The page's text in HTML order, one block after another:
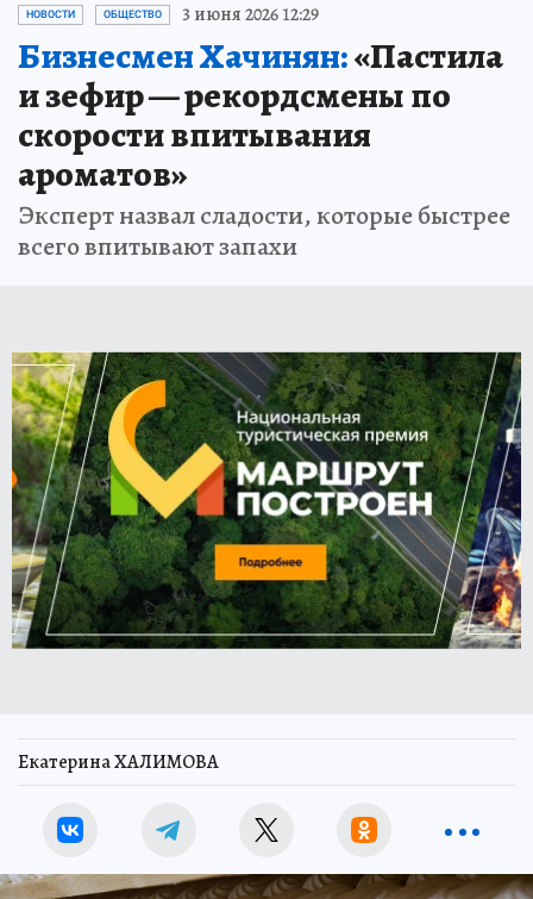
НОВОСТИ ОБЩЕСТВО 3 июня 2026 12:29
Бизнесмен Хачинян:«Пастила
и зефир — рекордсмены по
скорости впитывания
ароматов»
Эксперт назвал сладости, которые быстрее
всего впитывают запахи
Екатерина ХАЛИМОВА